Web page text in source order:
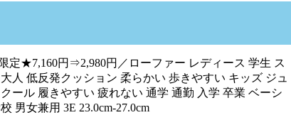
定★7,160円⇒2,980円／ローファー レディース 学生 ス
人 低反発クッション 柔らかい 歩きやすい キッズ ジュ
ール 履きやすい 疲れない 通学 通勤 入学 卒業 ベーシ
男女兼用 3E 23.0cm-27.0cm